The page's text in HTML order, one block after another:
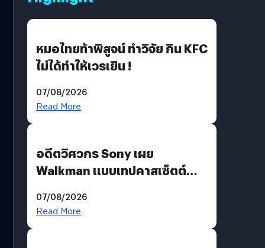
หมอไทยท้าพิสูจน์ ทำวิจัย กิน KFC
ไม่ได้ทำให้เวรเยิน !
07/08/2026
Read More
อดีตวิศวกร Sony เผย
Walkman แบบเทปคาสเซ็ตต์
07/08/2026
Read More